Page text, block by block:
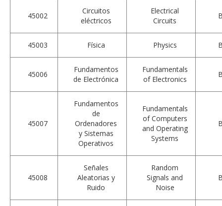
45002
Circuitos
eléctricos
Electrical
Circuits
45003 Física Physics
45006
Fundamentos
de Electrónica
Fundamentals
of Electronics
45007
Fundamentos
de
Ordenadores
y Sistemas
Operativos
Fundamentals
of Computers
and Operating
Systems
45008
Señales
Aleatorias y
Ruido
Random
Signals and
Noise